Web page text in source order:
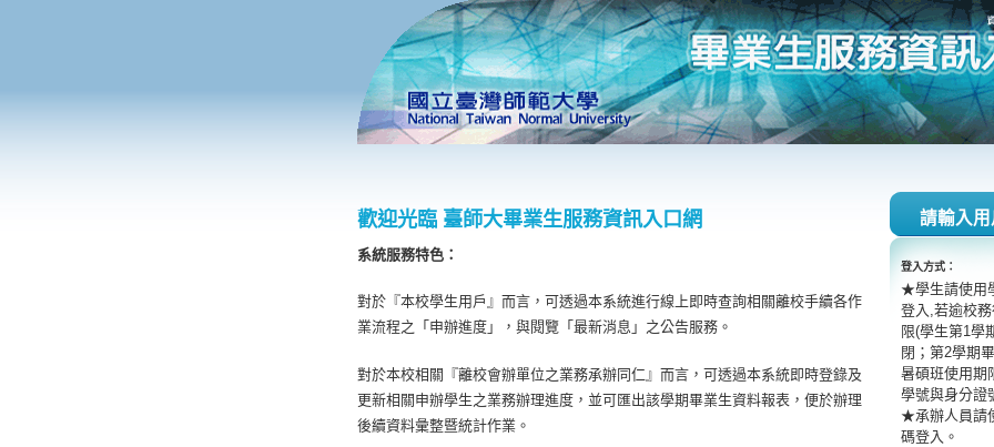
歡迎光臨 臺師大畢業生服務資訊入口網
系統服務特色：
對於『本校學生用戶』而言，可透過本系統進行線上即時查詢相關離校手續各作
業流程之「申辦進度」，與閱覽「最新消息」之公告服務。
對於本校相關『離校會辦單位之業務承辦同仁』而言，可透過本系統即時登錄及
更新相關申辦學生之業務辦理進度，並可匯出該學期畢業生資料報表，便於辦理
後續資料彙整暨統計作業。
請輸入
登入方式：
★學生請使用
登入,若逾校
限(學生第1學
閉；第2學期
暑碩班使用期
學號與身分證
★承辦人員請
碼登入。